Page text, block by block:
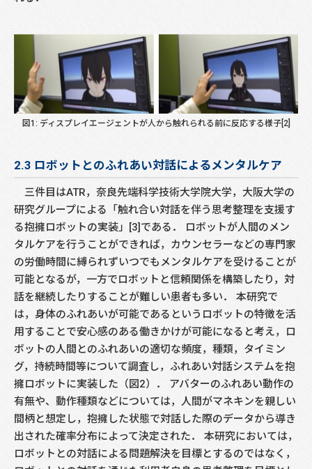
図1: ディスプレイエージェントが人から触れられる前に反応する様子[2]
2.3 ロボットとのふれあい対話によるメンタルケア
三件目はATR，奈良先端科学技術大学院大学，大阪大学の
研究グループによる「触れ合い対話を伴う思考整理を支援す
る抱擁ロボットの実装」[3]である． ロボットが人間のメン
タルケアを行うことができれば，カウンセラーなどの専門家
の労働時間に縛られずいつでもメンタルケアを受けることが
可能となるが，一方でロボットと信頼関係を構築したり，対
話を継続したりすることが難しい患者も多い． 本研究で
は，身体のふれあいが可能であるというロボットの特徴を活
用することで安心感のある働きかけが可能になると考え，ロ
ボットの人間とのふれあいの適切な頻度，種類，タイミン
グ，持続時間等について調査し，ふれあい対話システムを抱
擁ロボットに実装した（図2）． アバターのふれあい動作の
有無や、動作種類などについては，人間がマネキンを親しい
間柄と想定し，抱擁した状態で対話した際のデータから導き
出された確率分布によって決定された． 本研究においては，
ロボットとの対話による問題解決を目標とするのではなく，